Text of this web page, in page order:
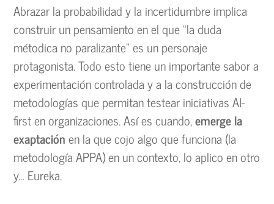
Abrazar la probabilidad y la incertidumbre implica
construir un pensamiento en el que “la duda
métodica no paralizante” es un personaje
protagonista. Todo esto tiene un importante sabor a
experimentación controlada y a la construcción de
metodologías que permitan testear iniciativas AI-
first en organizaciones. Así es cuando,emerge la
exaptaciónen la que cojo algo que funciona (la
metodología APPA) en un contexto, lo aplico en otro
y… Eureka.